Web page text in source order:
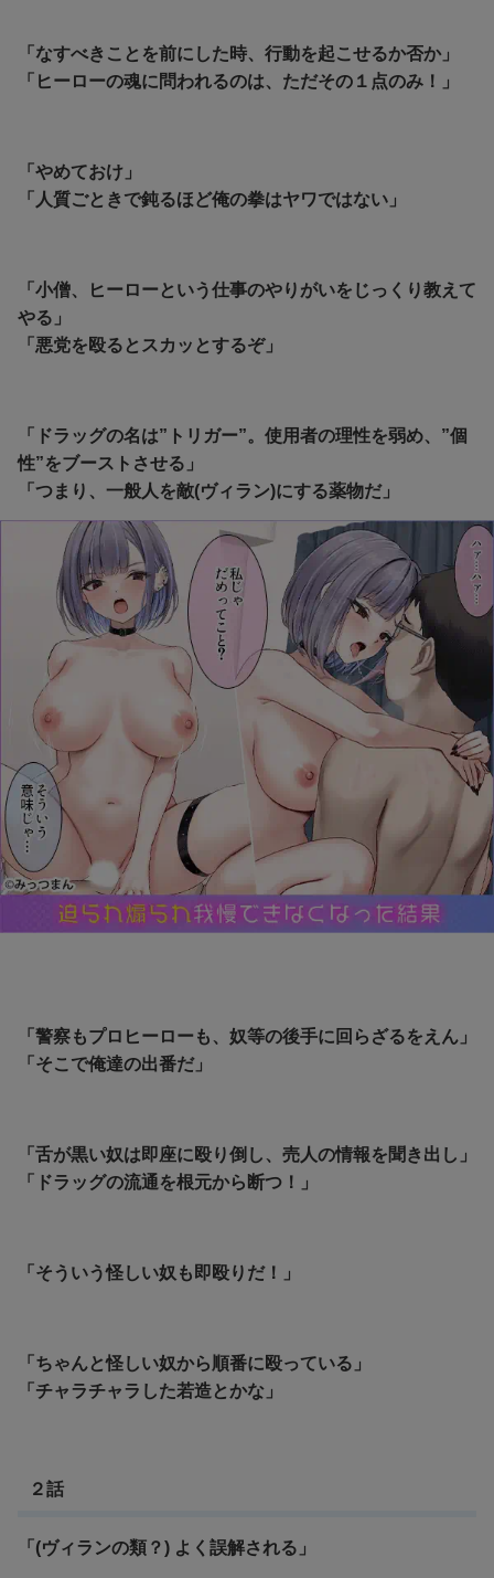
「なすべきことを前にした時、行動を起こせるか否か」
「ヒーローの魂に問われるのは、ただその１点のみ！」
「やめておけ」
「人質ごときで鈍るほど俺の拳はヤワではない」
「小僧、ヒーローという仕事のやりがいをじっくり教えて
やる」
「悪党を殴るとスカッとするぞ」
「ドラッグの名は”トリガー”。使用者の理性を弱め、”個
性”をブーストさせる」
「つまり、一般人を敵(ヴィラン)にする薬物だ」
「警察もプロヒーローも、奴等の後手に回らざるをえん」
「そこで俺達の出番だ」
「舌が黒い奴は即座に殴り倒し、売人の情報を聞き出し」
「ドラッグの流通を根元から断つ！」
「そういう怪しい奴も即殴りだ！」
「ちゃんと怪しい奴から順番に殴っている」
「チャラチャラした若造とかな」
２話
「(ヴィランの類？) よく誤解される」